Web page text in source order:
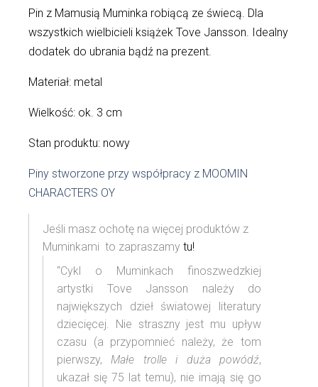
Pin z Mamusią Muminka robiącą ze świecą. Dla
wszystkich wielbicieli książek Tove Jansson. Idealny
dodatek do ubrania bądź na prezent.
Materiał: metal
Wielkość: ok. 3 cm
Stan produktu: nowy
Piny stworzone przy współpracy z MOOMIN
CHARACTERS OY
Jeśli masz ochotę na więcej produktów z
Muminkami to zapraszamy tu!
“Cykl o Muminkach finoszwedzkiej
artystki Tove Jansson należy do
największych dzieł światowej literatury
dziecięcej. Nie straszny jest mu upływ
czasu (a przypomnieć należy, że tom
pierwszy,Małe trolle i duża powódź,
ukazał się 75 lat temu), nie imają się go